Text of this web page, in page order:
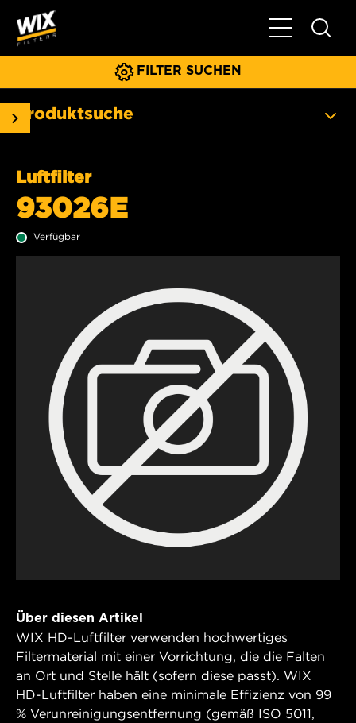
FILTER SUCHEN
Produktsuche
Luftfilter
93026E
Verfügbar
Über diesen Artikel
WIX HD-Luftfilter verwenden hochwertiges
Filtermaterial mit einer Vorrichtung, die die Falten
an Ort und Stelle hält (sofern diese passt). WIX
HD-Luftfilter haben eine minimale Effizienz von 99
% Verunreinigungsentfernung (gemäß ISO 5011,